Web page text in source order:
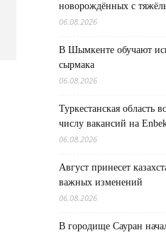
новорождённых с
06.08.2026
В Шымкенте обучают
сырмака
06.08.2026
Туркестанская область
числу вакансий на
06.08.2026
Август принесет
важных изменений
06.08.2026
В городище Сауран